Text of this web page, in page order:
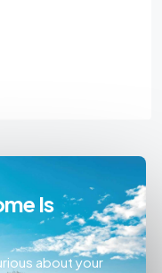
Is
about your